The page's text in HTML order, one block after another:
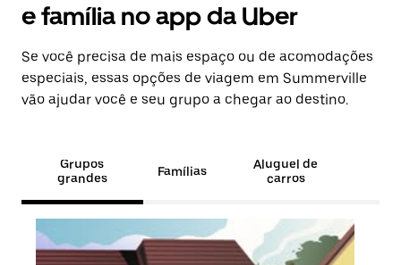
e família no app da Uber
Se você precisa de mais espaço ou de acomodações
especiais, essas opções de viagem em Summerville
vão ajudar você e seu grupo a chegar ao destino.
Grupos
grandes
Famílias
Aluguel de
carros